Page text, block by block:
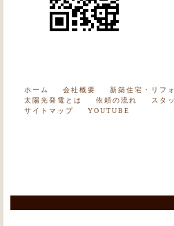
ホーム 会社概要 新築住宅・リフ
太陽光発電とは
依頼の流れ スタ
サイトマップ
YOUTUBE